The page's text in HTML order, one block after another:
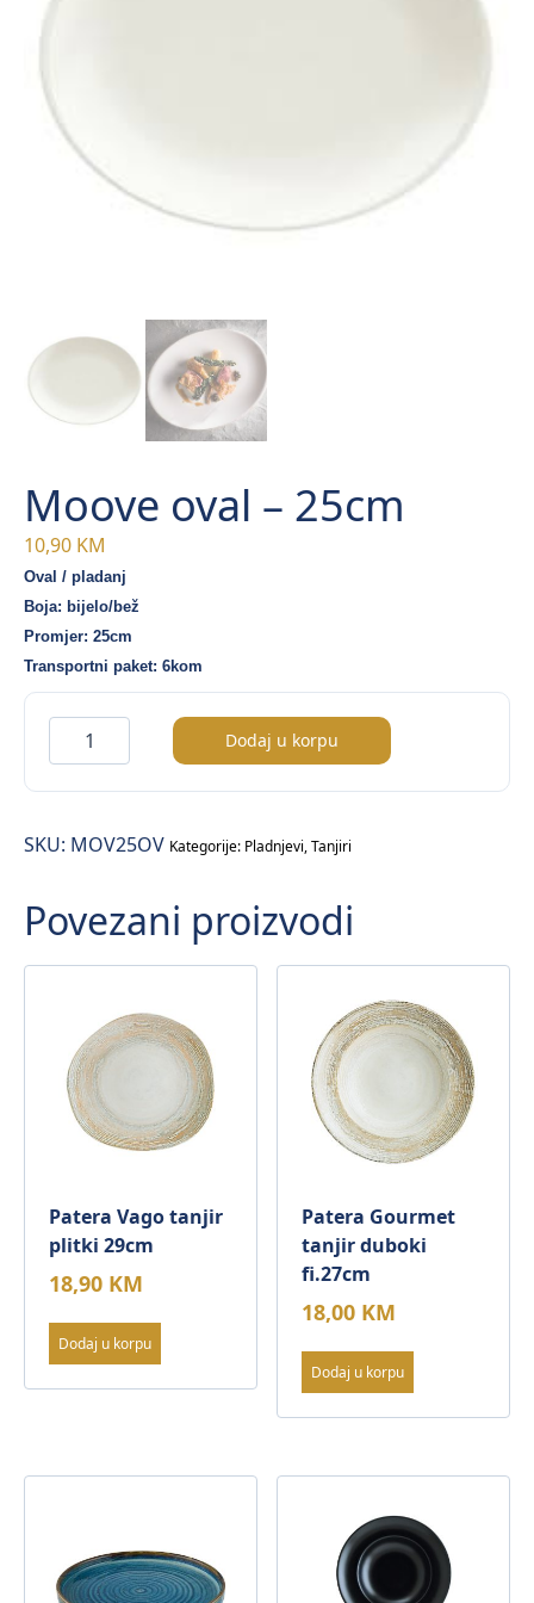
Moove oval – 25cm
10,90 KM
Oval / pladanj
Boja: bijelo/bež
Promjer: 25cm
Transportni paket: 6kom
Moove
oval
–
količina
Dodaj u korpu
SKU: MOV25OV Kategorije: Pladnjevi,Tanjiri
Povezani proizvodi
Patera Vago tanjir
plitki 29cm
18,90 KM
Dodaj u korpu
Patera Gourmet
tanjir duboki
fi.27cm
18,00 KM
Dodaj u korpu